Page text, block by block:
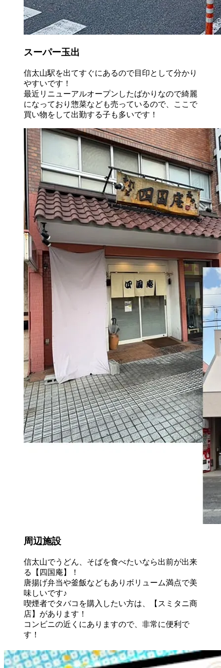
スーパー玉出
信太山駅を出てすぐにあるので目印として分かり
やすいです！
最近リニューアルオープンしたばかりなので綺麗
になっており惣菜なども売っているので、ここで
買い物をして出勤する子も多いです！
周辺施設
信太山でうどん、そばを食べたいなら出前が出来
る【四国庵】！
唐揚げ弁当や釜飯などもありボリューム満点で美
味しいです♪
喫煙者でタバコを購入したい方は、【スミタニ商
店】があります！
コンビニの近くにありますので、非常に便利で
す！